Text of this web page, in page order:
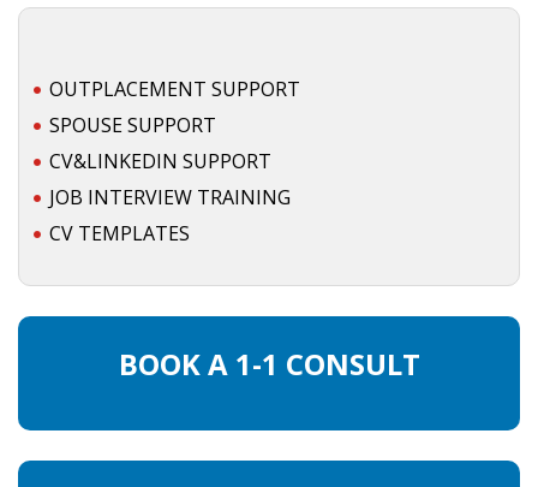
OUTPLACEMENT SUPPORT
SPOUSE SUPPORT
CV&LINKEDIN SUPPORT
JOB INTERVIEW TRAINING
CV TEMPLATES
BOOK A 1-1 CONSULT